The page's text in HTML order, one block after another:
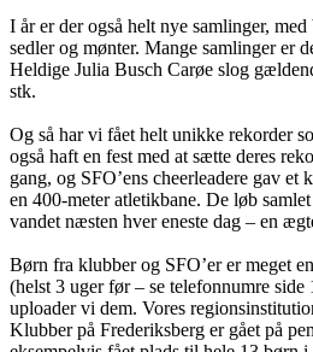
I år er der også helt nye samlinger,
sedler og mønter. Mange samlinger er
Heldige Julia Busch Carøe slog
stk.
Og så har vi fået helt unikke rekorder
også haft en fest med at sætte deres
gang, og SFO’ens cheerleadere gav
en 400-meter atletikbane. De løb
vandet næsten hver eneste dag – en
Børn fra klubber og SFO’er er meget
(helst 3 uger før – se telefonnumre
uploader vi dem. Vores
Klubber på Frederiksberg er gået på